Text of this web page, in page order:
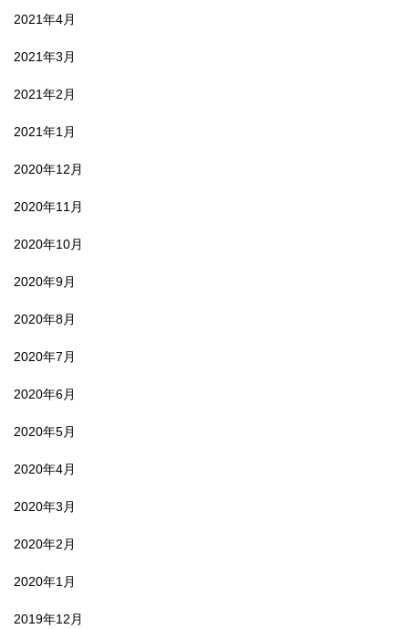
2021年4月
2021年3月
2021年2月
2021年1月
2020年12月
2020年11月
2020年10月
2020年9月
2020年8月
2020年7月
2020年6月
2020年5月
2020年4月
2020年3月
2020年2月
2020年1月
2019年12月